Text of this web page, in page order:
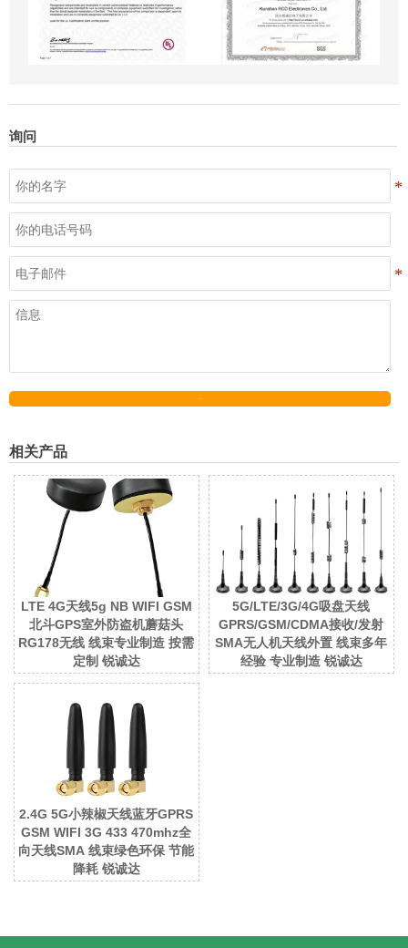
询问
相关产品
LTE 4G天线5g NB WIFI GSM
北斗GPS室外防盗机蘑菇头
RG178无线 线束专业制造 按需
定制 锐诚达
5G/LTE/3G/4G吸盘天线
GPRS/GSM/CDMA接收/发射
SMA无人机天线外置 线束多年
经验 专业制造 锐诚达
2.4G 5G小辣椒天线蓝牙GPRS
GSM WIFI 3G 433 470mhz全
向天线SMA 线束绿色环保 节能
降耗 锐诚达